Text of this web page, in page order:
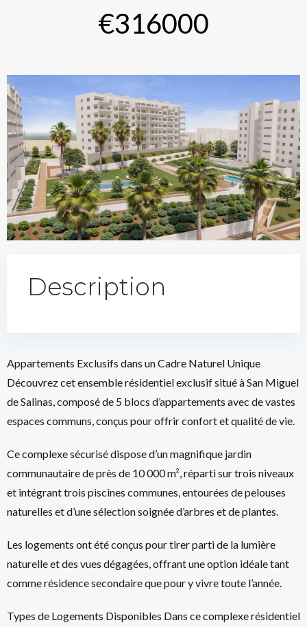
€316000
Description
Appartements Exclusifs dans un Cadre Naturel Unique
Découvrez cet ensemble résidentiel exclusif situé à San Miguel
de Salinas, composé de 5 blocs d’appartements avec de vastes
espaces communs, conçus pour offrir confort et qualité de vie.
Ce complexe sécurisé dispose d’un magnifique jardin
communautaire de près de 10 000 m², réparti sur trois niveaux
et intégrant trois piscines communes, entourées de pelouses
naturelles et d’une sélection soignée d’arbres et de plantes.
Les logements ont été conçus pour tirer parti de la lumière
naturelle et des vues dégagées, offrant une option idéale tant
comme résidence secondaire que pour y vivre toute l’année.
Types de Logements Disponibles Dans ce complexe résidentiel